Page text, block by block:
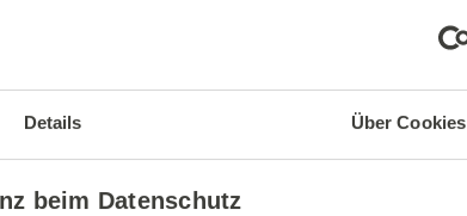
Details Über Cookies
beim Datenschutz